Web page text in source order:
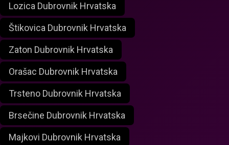
Lozica Dubrovnik Hrvatska
Štikovica Dubrovnik Hrvatska
Zaton Dubrovnik Hrvatska
Orašac Dubrovnik Hrvatska
Trsteno Dubrovnik Hrvatska
Brsečine Dubrovnik Hrvatska
Majkovi Dubrovnik Hrvatska